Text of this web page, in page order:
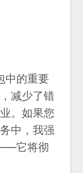
中的重要
减少了错
。如果您
中，我强
它将彻